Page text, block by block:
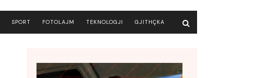
SPORT FOTOLAJM TEKNOLOGJI GJITHÇKA